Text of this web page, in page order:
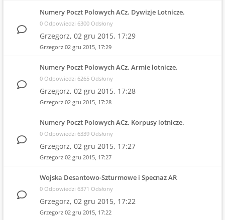
Numery Poczt Polowych ACz. Dywizje Lotnicze.
0 Odpowiedzi 6300 Odsłony
Grzegorz, 02 gru 2015, 17:29
Grzegorz 02 gru 2015, 17:29
Numery Poczt Polowych ACz. Armie lotnicze.
0 Odpowiedzi 6265 Odsłony
Grzegorz, 02 gru 2015, 17:28
Grzegorz 02 gru 2015, 17:28
Numery Poczt Polowych ACz. Korpusy lotnicze.
0 Odpowiedzi 6339 Odsłony
Grzegorz, 02 gru 2015, 17:27
Grzegorz 02 gru 2015, 17:27
Wojska Desantowo-Szturmowe i Specnaz AR
0 Odpowiedzi 6371 Odsłony
Grzegorz, 02 gru 2015, 17:22
Grzegorz 02 gru 2015, 17:22